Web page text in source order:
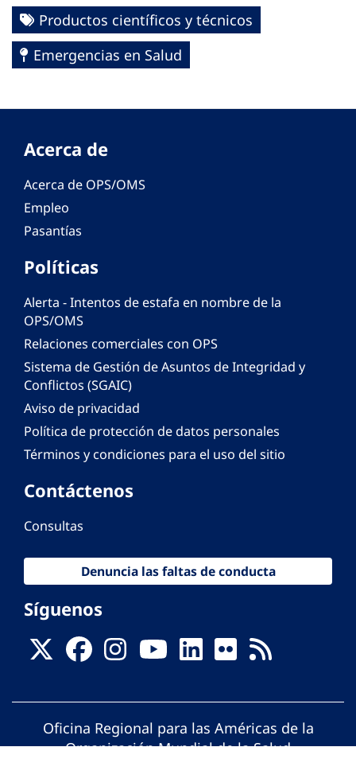
Productos científicos y técnicos
Emergencias en Salud
Acerca de
Acerca de OPS/OMS
Empleo
Pasantías
Políticas
Alerta - Intentos de estafa en nombre de la
OPS/OMS
Relaciones comerciales con OPS
Sistema de Gestión de Asuntos de Integridad y
Conflictos (SGAIC)
Aviso de privacidad
Política de protección de datos personales
Términos y condiciones para el uso del sitio
Contáctenos
Consultas
Denuncia las faltas de conducta
Síguenos
Oficina Regional para las Américas de la
Organización Mundial de la Salud